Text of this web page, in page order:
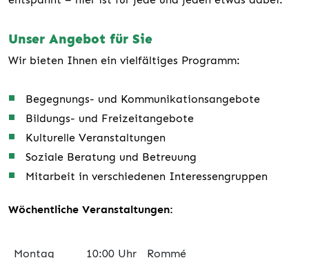
Unser Angebot für Sie
Wir bieten Ihnen ein vielfältiges Programm:
Begegnungs- und Kommunikationsangebote
Bildungs- und Freizeitangebote
Kulturelle Veranstaltungen
Soziale Beratung und Betreuung
Mitarbeit in verschiedenen Interessengruppen
Wöchentliche Veranstaltungen:
Montag 10:00 Uhr Rommé